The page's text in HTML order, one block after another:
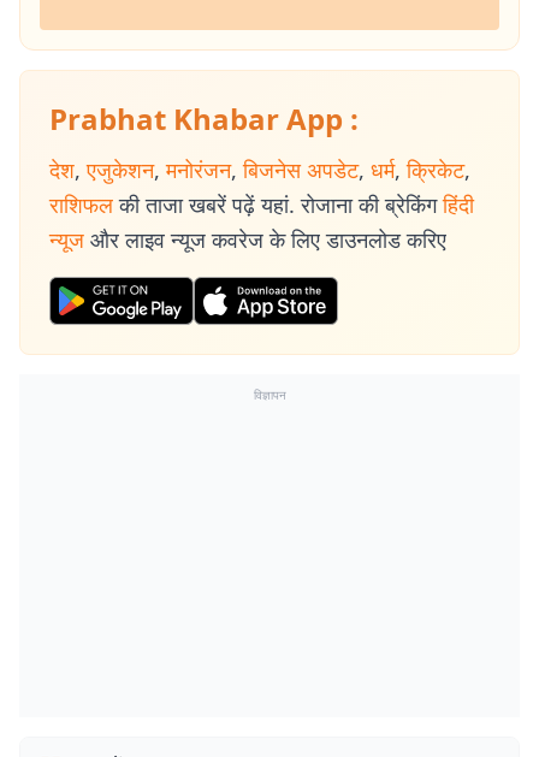
Prabhat Khabar App :
देश, एजुकेशन, मनोरंजन, बिजनेस अपडेट, धर्म, क्रिकेट,
राशिफल की ताजा खबरें पढ़ें यहां. रोजाना की ब्रेकिंग हिंदी
न्यूज और लाइव न्यूज कवरेज के लिए डाउनलोड करिए
विज्ञापन